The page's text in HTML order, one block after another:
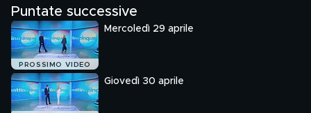
Puntate successive
PROSSIMO VIDEO
Mercoledì 29 aprile
Giovedì 30 aprile